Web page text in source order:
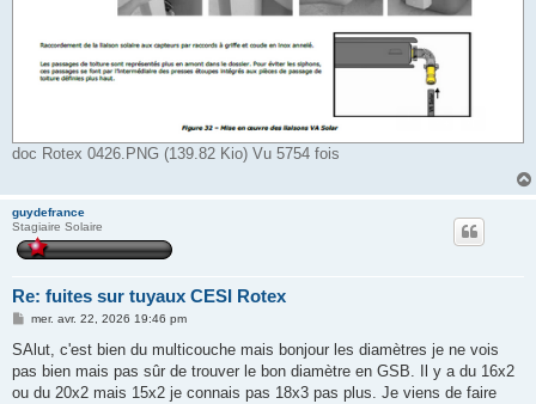
doc Rotex 0426.PNG (139.82 Kio) Vu 5754 fois
guydefrance
Stagiaire Solaire
Re: fuites sur tuyaux CESI Rotex
M
s
a
g
mer. avr. 22, 2026 19:46 pm
SAlut, c'est bien du multicouche mais bonjour les diamètres je ne vois
pas bien mais pas sûr de trouver le bon diamètre en GSB. Il y a du 16x2
ou du 20x2 mais 15x2 je connais pas 18x3 pas plus. Je viens de faire